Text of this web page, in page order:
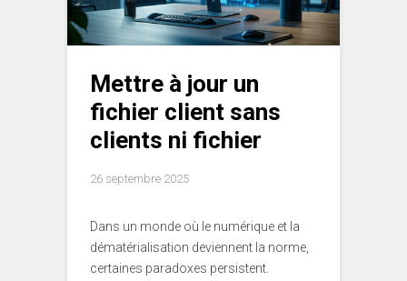
Mettre à jour un
fichier client sans
clients ni fichier
26 septembre 2025
Dans un monde où le numérique et la
dématérialisation deviennent la norme,
certaines paradoxes persistent.